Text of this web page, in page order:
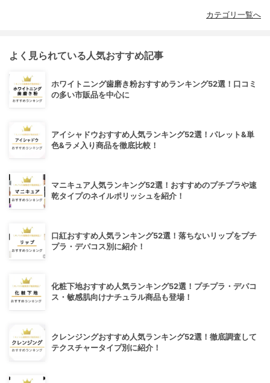
カテゴリ一覧へ
よく見られている人気おすすめ記事
ホワイトニング歯磨き粉おすすめランキング52選！口コミ
の多い市販品を中心に
アイシャドウおすすめ人気ランキング52選！パレット&単
色&ラメ入り商品を徹底比較！
マニキュア人気ランキング52選！おすすめのプチプラや速
乾タイプのネイルポリッシュを紹介！
口紅おすすめ人気ランキング52選！落ちないリップをプチ
プラ・デパコス別に紹介！
化粧下地おすすめ人気ランキング52選！プチプラ・デパコ
ス・敏感肌向けナチュラル商品も登場！
クレンジングおすすめ人気ランキング52選！徹底調査して
テクスチャータイプ別に紹介！